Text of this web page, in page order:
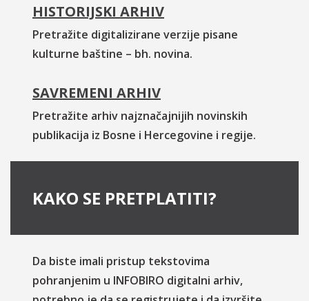
HISTORIJSKI ARHIV
Pretražite digitalizirane verzije pisane
kulturne baštine – bh. novina.
SAVREMENI ARHIV
Pretražite arhiv najznačajnijih novinskih
publikacija iz Bosne i Hercegovine i regije.
KAKO SE PRETPLATITI?
Da biste imali pristup tekstovima
pohranjenim u INFOBIRO digitalni arhiv,